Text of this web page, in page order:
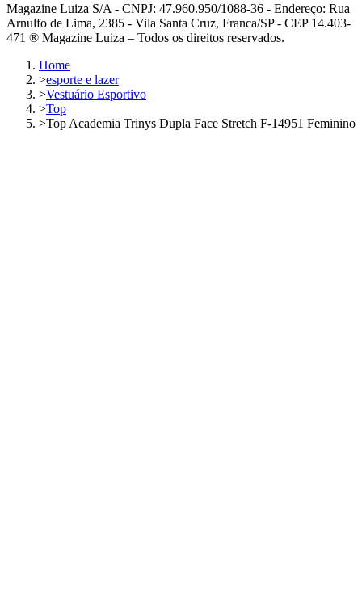
Magazine Luiza S/A - CNPJ: 47.960.950/1088-36 - Endereço: Rua
Arnulfo de Lima, 2385 - Vila Santa Cruz, Franca/SP - CEP 14.403-
471 ® Magazine Luiza – Todos os direitos reservados.
Home
>esporte e lazer
>Vestuário Esportivo
>Top
>Top Academia Trinys Dupla Face Stretch F-14951 Feminino